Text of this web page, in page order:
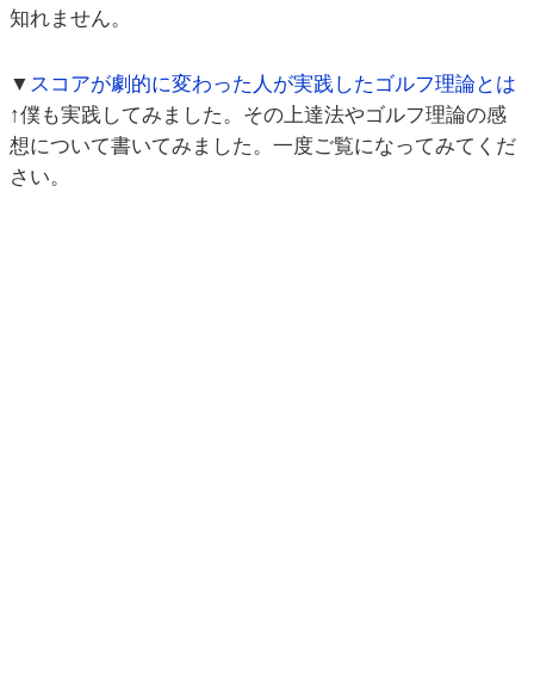
知れません。
▼ スコアが劇的に変わった人が実践したゴルフ理論とは
↑僕も実践してみました。その上達法やゴルフ理論の感
想について書いてみました。一度ご覧になってみてくだ
さい。